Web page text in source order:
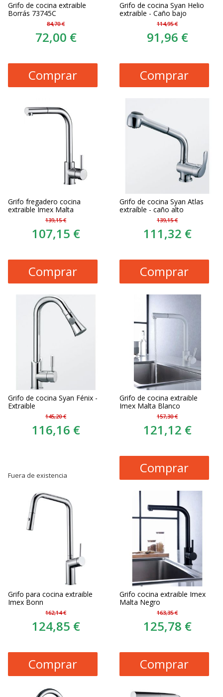
Grifo de cocina extraible
Borrás 73745C
84,70 €
72,00 €
Comprar
Grifo de cocina Syan Helio
extraible - Caño bajo
114,95 €
91,96 €
Comprar
Grifo fregadero cocina
extraible Imex Malta
139,15 €
107,15 €
Comprar
Grifo de cocina Syan Atlas
extraíble - caño alto
139,15 €
111,32 €
Comprar
Grifo de cocina Syan Fénix -
Extraible
145,20 €
116,16 €
Fuera de existencia
Grifo de cocina extraible
Imex Malta Blanco
157,30 €
121,12 €
Comprar
Grifo para cocina extraible
Imex Bonn
162,14 €
124,85 €
Comprar
Grifo cocina extraible Imex
Malta Negro
163,35 €
125,78 €
Comprar